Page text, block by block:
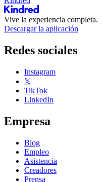
Vive la experiencia completa.
Descargar la aplicación
Redes sociales
Instagram
𝕏
TikTok
LinkedIn
Empresa
Blog
Empleo
Asistencia
Creadores
Prensa